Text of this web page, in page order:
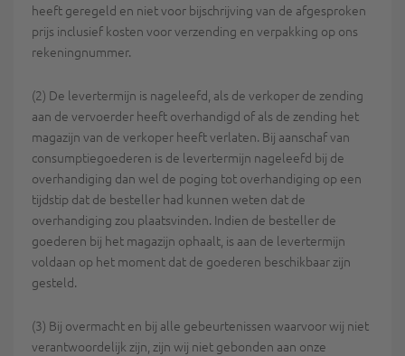
heeft geregeld en niet voor bijschrijving van de afgesproken
prijs inclusief kosten voor verzending en verpakking op ons
rekeningnummer.
(2) De levertermijn is nageleefd, als de verkoper de zending
aan de vervoerder heeft overhandigd of als de zending het
magazijn van de verkoper heeft verlaten. Bij aanschaf van
consumptiegoederen is de levertermijn nageleefd bij de
overhandiging dan wel de poging tot overhandiging op een
tijdstip dat de besteller had kunnen weten dat de
overhandiging zou plaatsvinden. Indien de besteller de
goederen bij het magazijn ophaalt, is aan de levertermijn
voldaan op het moment dat de goederen beschikbaar zijn
gesteld.
(3) Bij overmacht en bij alle gebeurtenissen waarvoor wij niet
verantwoordelijk zijn, zijn wij niet gebonden aan onze